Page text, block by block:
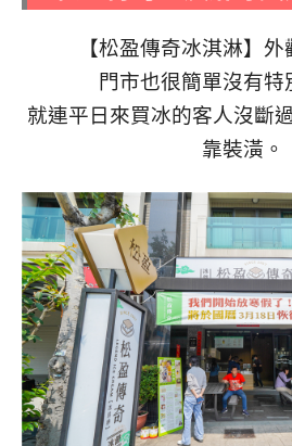
【松盈傳奇冰淇淋】外
門市也很簡單沒有特
就連平日來買冰的客人沒斷
靠裝潢。